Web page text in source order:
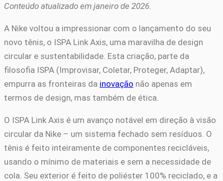
Conteúdo atualizado em janeiro de 2026.
A Nike voltou a impressionar com o lançamento do seu
novo tênis, o ISPA Link Axis, uma maravilha de design
circular e sustentabilidade. Esta criação, parte da
filosofia ISPA (Improvisar, Coletar, Proteger, Adaptar),
empurra as fronteiras da inovação não apenas em
termos de design, mas também de ética.
O ISPA Link Axis é um avanço notável em direção à visão
circular da Nike – um sistema fechado sem resíduos. O
tênis é feito inteiramente de componentes recicláveis,
usando o mínimo de materiais e sem a necessidade de
cola. Seu exterior é feito de poliéster 100% reciclado, e a